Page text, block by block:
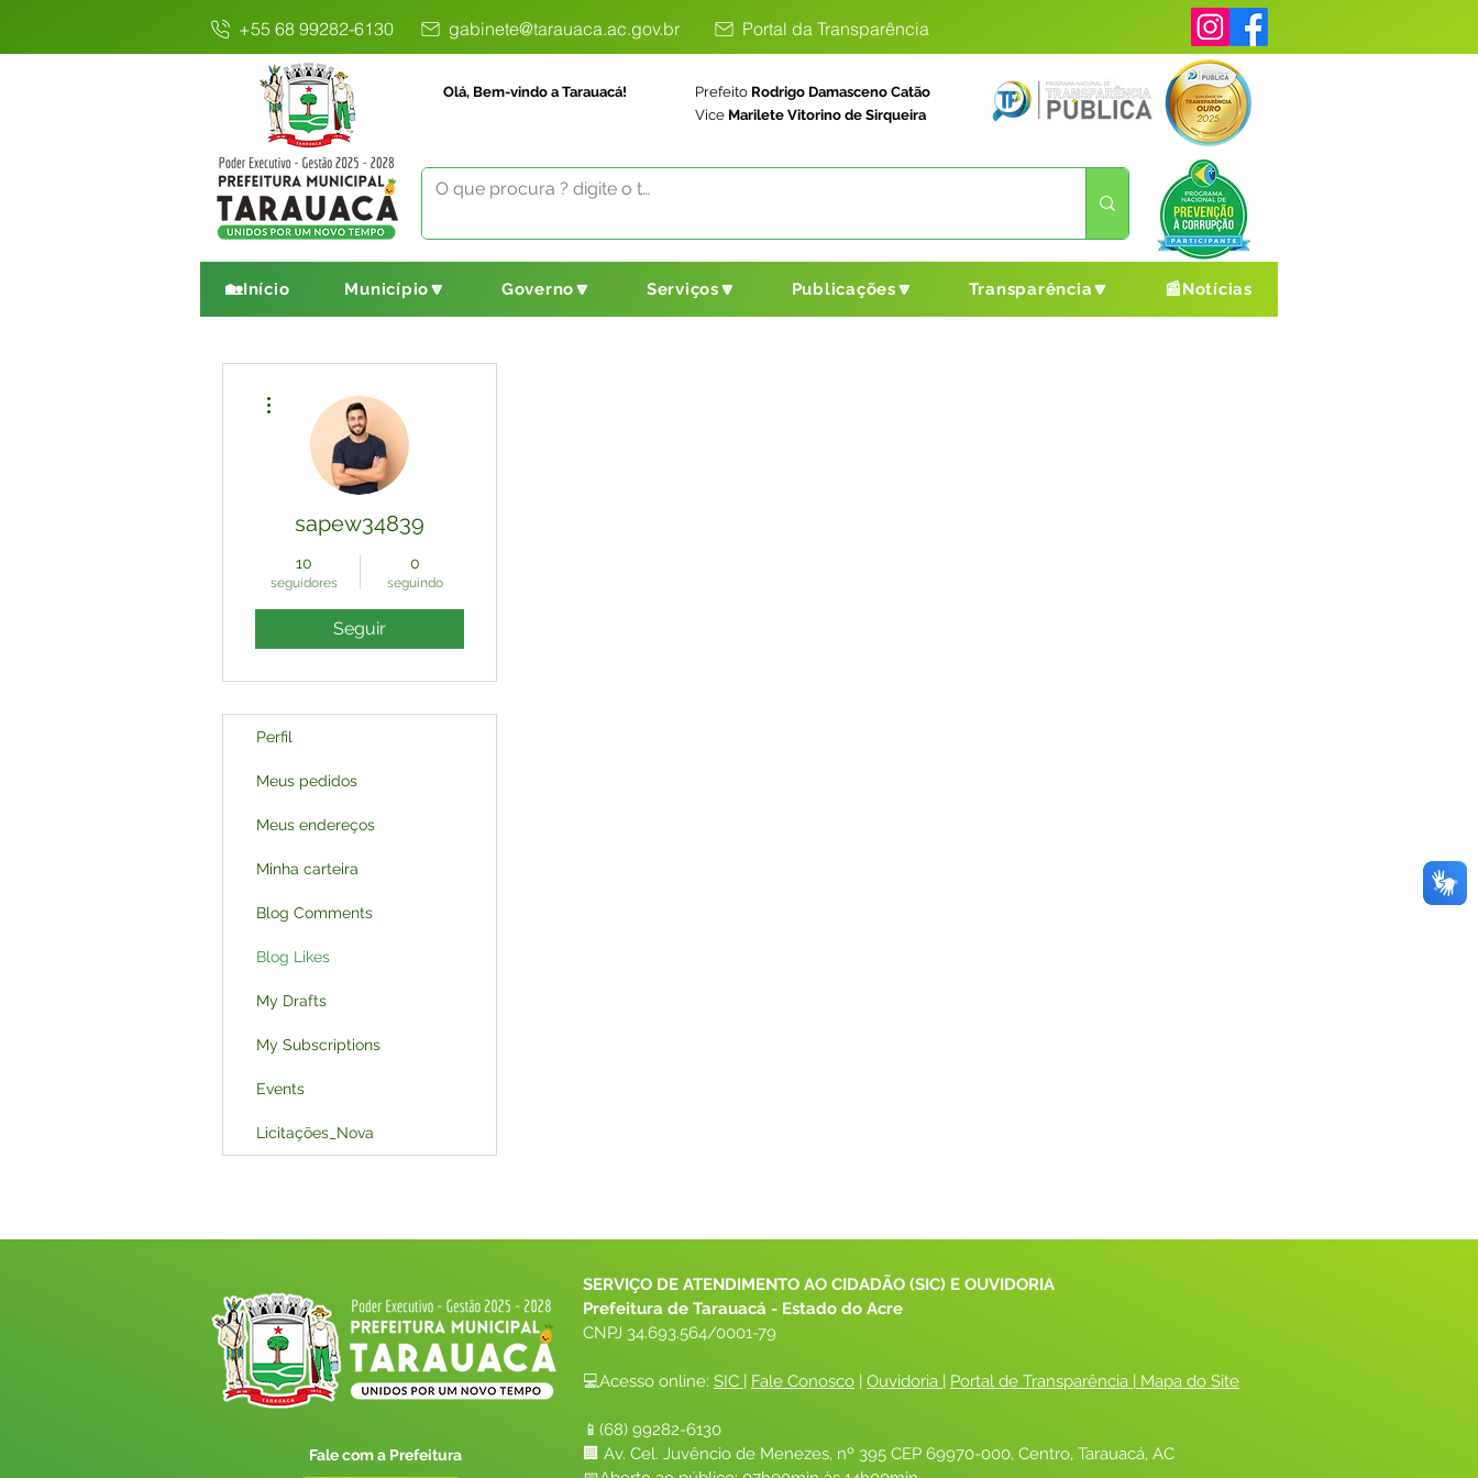
+55 68 99282-6130 gabinete@tarauaca.ac.gov.br Portal da Transparência
Olá, Bem-vindo a Tarauacá! Prefeito Rodrigo Damasceno Catão
Vice Marilete Vitorino de Sirqueira
🏡Início Município🔽 Governo🔽 Serviços🔽 Publicações🔽 Transparência🔽 📰Notícias
sapew34839
10
seguidores
0
seguindo
Seguir
Perfil
Meus pedidos
Meus endereços
Minha carteira
Blog Comments
Blog Likes
My Drafts
My Subscriptions
Events
Licitações_Nova
Fale com a Prefeitura
SERVIÇO DE ATENDIMENTO AO CIDADÃO (SIC) E OUVIDORIA
Prefeitura de Tarauacá - Estado do Acre
CNPJ 34.693.564/0001-79
💻Acesso online: SIC | Fale Conosco | Ouvidoria | Portal de Transparência | Mapa do Site
📱(68) 99282-6130
🏢 Av. Cel. Juvêncio de Menezes, nº 395 CEP 69970-000, Centro, Tarauacá, AC